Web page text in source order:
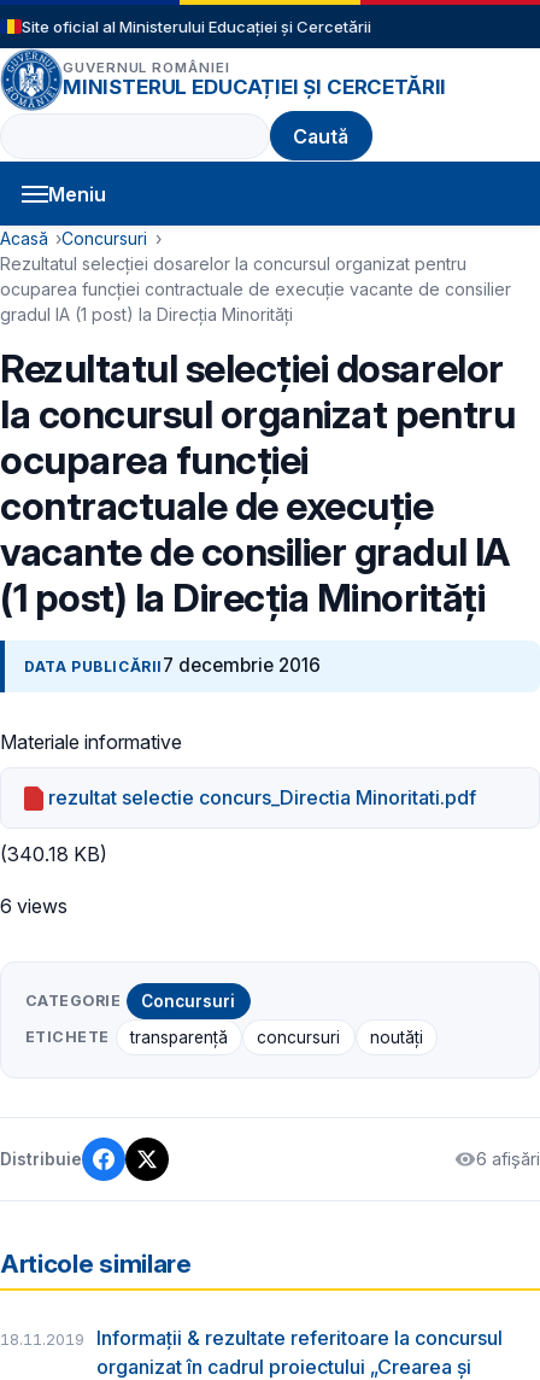
Sari la conținutul principal
Site oficial al Ministerului Educației și Cercetării
GUVERNUL ROMÂNIEI
MINISTERUL EDUCAȚIEI ȘI CERCETĂRII
Caută
Meniu
Navigație principală
Cale de navigare
Acasă
Concursuri
Rezultatul selecției dosarelor la concursul organizat pentru
ocuparea funcției contractuale de execuție vacante de consilier
gradul IA (1 post) la Direcția Minorități
Rezultatul selecției dosarelor
la concursul organizat pentru
ocuparea funcției
contractuale de execuție
vacante de consilier gradul IA
(1 post) la Direcția Minorități
DATA PUBLICĂRII 7 decembrie 2016
Materiale informative
rezultat selectie concurs_Directia Minoritati.pdf
(340.18 KB)
6 views
CATEGORIE Concursuri
ETICHETE transparenţă concursuri noutăți
Distribuie 6 afișări
Articole similare
18.11.2019
Informații & rezultate referitoare la concursul
organizat în cadrul proiectului „Crearea și